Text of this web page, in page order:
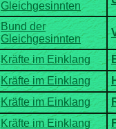
Bund der